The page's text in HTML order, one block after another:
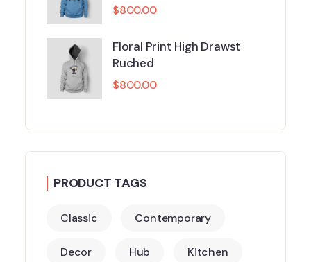
$800.00
Floral Print High Drawst
Ruched
$800.00
PRODUCT TAGS
Classic Contemporary
Decor Hub Kitchen